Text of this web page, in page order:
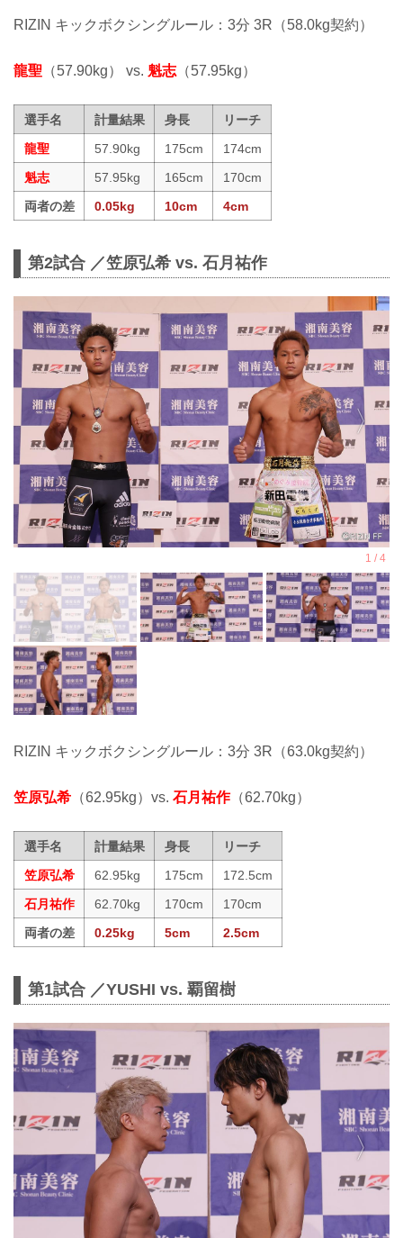
RIZIN キックボクシングルール：3分 3R（58.0kg契約）
龍聖 （57.90kg） vs. 魁志 （57.95kg）
選手名 計量結果 身長
リーチ
龍聖
57.90kg 175cm
174cm
魁志
57.95kg 165cm
170cm
両者の差
0.05kg 10cm 4cm
第2試合 ／笠原弘希 vs. 石月祐作
RIZIN キックボクシングルール：3分 3R（63.0kg契約）
笠原弘希 （62.95kg）vs. 石月祐作（62.70kg）
選手名 計量結果 身長
リーチ
笠原弘希
62.95kg 175cm
172.5cm
石月祐作
62.70kg 170cm
170cm
両者の差
0.25kg 5cm 2.5cm
第1試合 ／YUSHI vs. 覇留樹